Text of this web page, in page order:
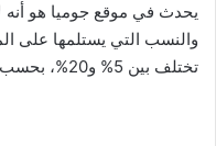
يحدث في موقع جوميا هو أنه
والنسب التي يستلمها على
تختلف بين 5% و20%، بحسب نوعية المُنتَج المعروض.